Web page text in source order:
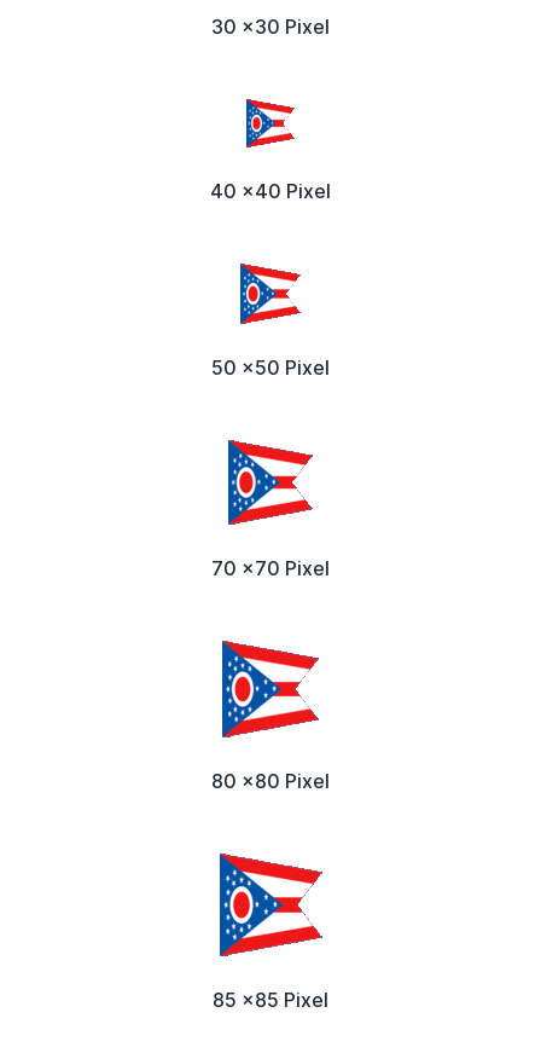
30 x30 Pixel
40 x40 Pixel
50 x50 Pixel
70 x70 Pixel
80 x80 Pixel
85 x85 Pixel